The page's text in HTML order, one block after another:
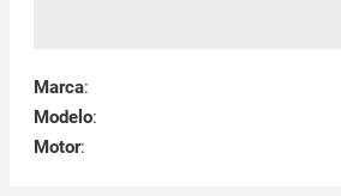
Marca:
Modelo:
Motor: